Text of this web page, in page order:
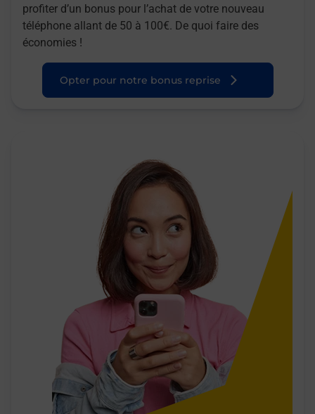
profiter d’un bonus pour l’achat de votre nouveau
téléphone allant de 50 à 100€. De quoi faire des
économies !
Opter pour notre bonus reprise